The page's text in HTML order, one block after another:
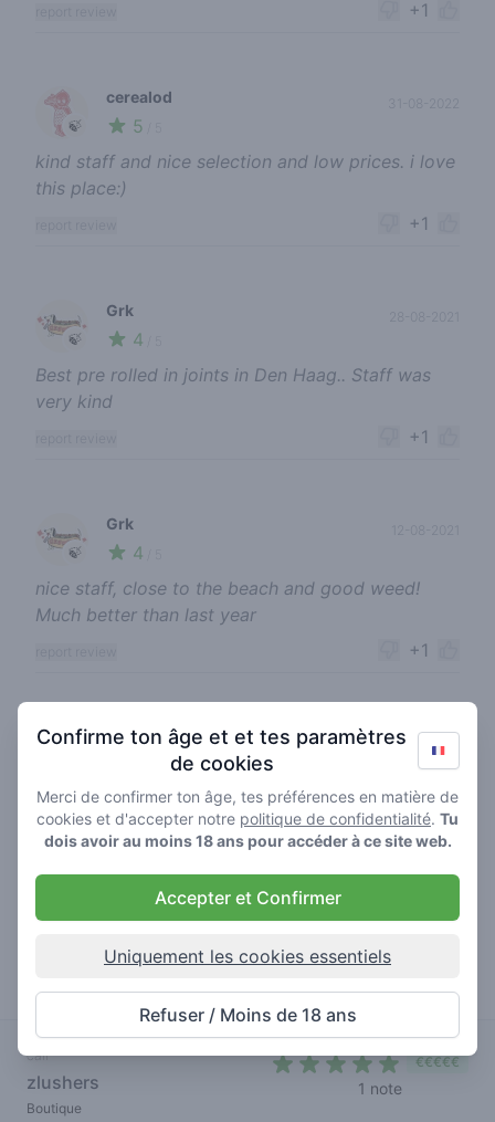
cali
zlushers
Boutique
1 note
€€€€€
+1
🍃
cerealod
5
31-08-2022
kind staff and nice selection and low prices. i love
this place:)
+1
🍃
Grk
4
Best pre rolled in joints in Den Haag.. Staff was
very kind
+1
🍃
Grk
4
nice staff, close to the beach and good weed!
Much better than last year
+1
Hp_denhaag 15-08-2025
deze shop is met de tijden uitgegroeid tot een van
de beste van Den Haag vind ik je hebt hier lekkere
wietjes vaak nieuwe soortjes en nieuwe dingentjes
persoonlijk haal ik altijd een pot van 5g voor 40€
die zijn altijd top lucht dicht en goeie prijs
je voor alles kan komen goeie hasj goeie wiet
goeie edibles met prijzen waar ze in amsterdam
om kunnne kwijlen 10/10
Confirme ton âge et et tes paramètres
de cookies
Merci de confirmer ton âge, tes préférences en matière de
cookies et d'accepter notre politique de confidentialité. Tu
dois avoir au moins 18 ans pour accéder à ce site web.
Accepter et Confirmer
Uniquement les cookies essentiels
Refuser / Moins de 18 ans